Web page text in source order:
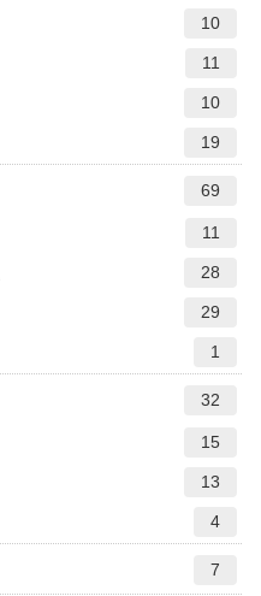
10
11
10
19
69
11
28
29
1
32
15
13
4
7